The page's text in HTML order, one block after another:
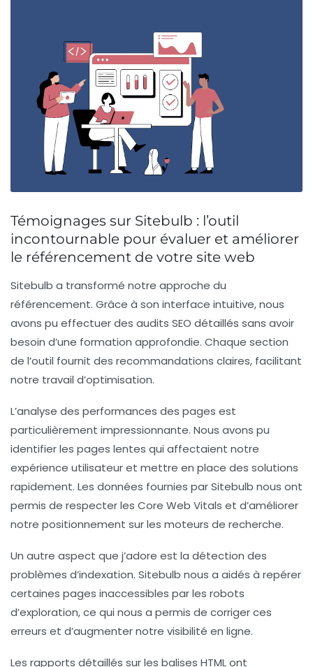
Témoignages sur Sitebulb : l’outil
incontournable pour évaluer et améliorer
le référencement de votre site web
Sitebulb a transformé notre approche du
référencement. Grâce à son interface intuitive, nous
avons pu effectuer des audits SEO détaillés sans avoir
besoin d’une formation approfondie. Chaque section
de l’outil fournit des recommandations claires, facilitant
notre travail d’optimisation.
L’analyse des performances des pages est
particulièrement impressionnante. Nous avons pu
identifier les pages lentes qui affectaient notre
expérience utilisateuret mettre en place des solutions
rapidement. Les données fournies par Sitebulb nous ont
permis de respecter les Core Web Vitals et d’améliorer
notre positionnement sur les moteurs de recherche.
Un autre aspect que j’adore est la détection des
problèmes d’indexation. Sitebulb nous a aidés à repérer
certaines pages inaccessibles par les robots
d’exploration, ce qui nous a permis de corriger ces
erreurs et d’augmenter notre visibilité en ligne.
Les rapports détaillés sur les balises HTML ont